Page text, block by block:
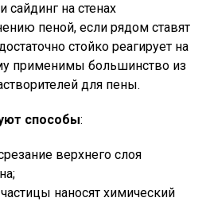
сайдинг на стенах
пеной, если рядом ставят
стойко реагирует на
применимы большинство из
для пены.
способы:
верхнего слоя
наносят химический